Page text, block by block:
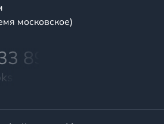
московское)
899